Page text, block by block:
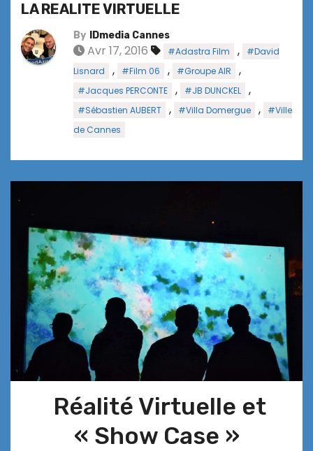
LA REALITE VIRTUELLE
By IDmedia Cannes
Avr 17, 2016 #Adastra Film ,
#David
Lisnard
, #Film 06 , #Groupe AIR ,
#Jacques PERCONTE , #JB DUNCKEL ,
#Sébastien AUBERT , #Villa Domergue ,
#Ville
de Cannes
Réalité Virtuelle et
« Show Case »